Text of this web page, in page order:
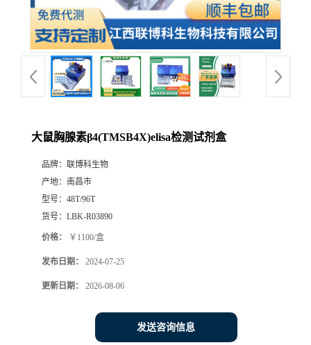
大鼠胸腺素β4(TMSB4X)elisa检测试剂盒
品牌： 联博科生物
产地： 南昌市
型号： 48T/96T
货号： LBK-R03890
价格： ￥1100/盒
发布日期： 2024-07-25
更新日期： 2026-08-06
发送咨询信息